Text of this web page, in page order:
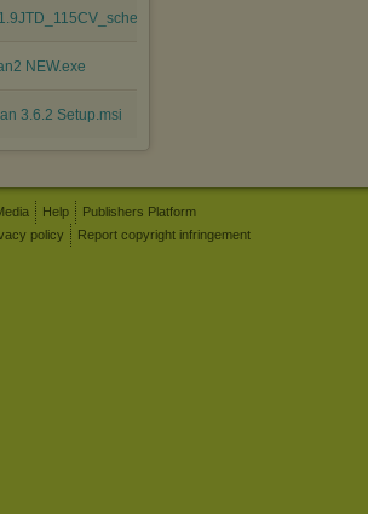
NEW.exe
3.6.2 Setup.msi
Help
Publishers Platform
policy Report copyright infringement